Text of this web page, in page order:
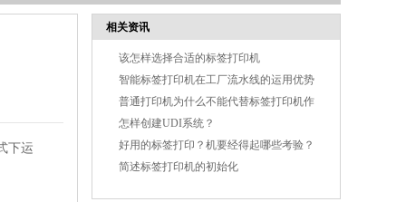
下运
相关资讯
该怎样选择合适的标签打印机
智能标签打印机在工厂流水线的运用优势
普通打印机为什么不能代替标签打印机作
业
怎样创建UDI系统？
好用的标签打印？机要经得起哪些考验？
简述标签打印机的初始化